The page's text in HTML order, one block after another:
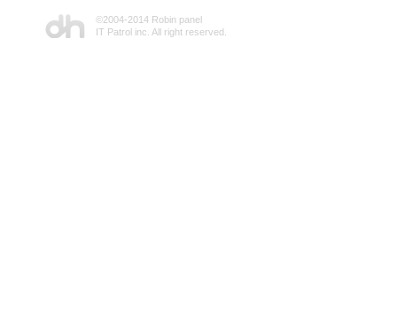
©2004-2014 Robin panel
IT Patrol inc. All right reserved.